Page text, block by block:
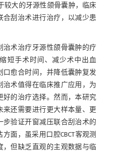
较大的牙源性颌骨囊肿，临床
合刮治术进行治疗，以减少患
治术治疗牙源性颌骨囊肿的疗
短手术时间、减少术中出血
口愈合时间，并降低囊肿复发
治术值得在临床推广应用，为
好的治疗选择。然而，本研究
来还需要进行更大样本量、更
步验证开窗减压联合刮治术的
面，虽采用口腔CBCT客观测
，但缺乏直观的主观数据与临